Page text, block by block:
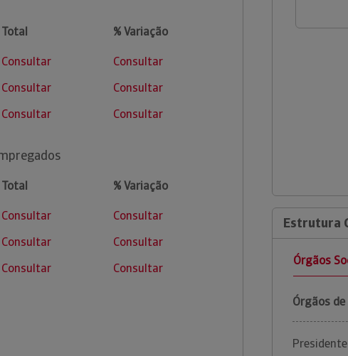
Total
% Variação
Consultar
Consultar
Consultar
Consultar
Consultar Consultar
Total
% Variação
Consultar
Consultar
Consultar
Consultar
Consultar Consultar
Estrutura
Órgãos
Órgãos
Presidente